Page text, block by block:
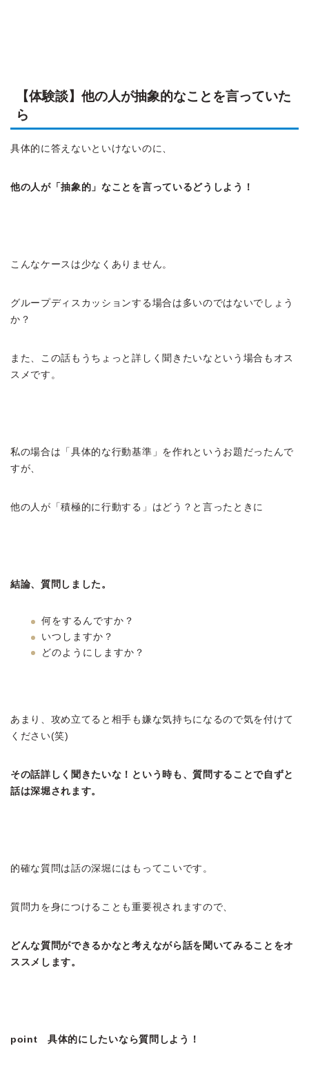
【体験談】他の人が抽象的なことを言っていた
ら
具体的に答えないといけないのに、
他の人が「抽象的」なことを言っているどうしよう！
こんなケースは少なくありません。
グループディスカッションする場合は多いのではないでしょう
か？
また、この話もうちょっと詳しく聞きたいなという場合もオス
スメです。
私の場合は「具体的な行動基準」を作れというお題だったんで
すが、
他の人が「積極的に行動する」はどう？と言ったときに
結論、質問しました。
何をするんですか？
いつしますか？
どのようにしますか？
あまり、攻め立てると相手も嫌な気持ちになるので気を付けて
ください(笑)
その話詳しく聞きたいな！という時も、質問することで自ずと
話は深堀されます。
的確な質問は話の深堀にはもってこいです。
質問力を身につけることも重要視されますので、
どんな質問ができるかなと考えながら話を聞いてみることをオ
ススメします。
point 具体的にしたいなら質問しよう！